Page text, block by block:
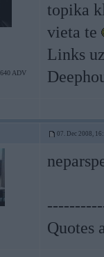
ADV
topika
vieta te
Links
07. Dec 2008,
Quotes